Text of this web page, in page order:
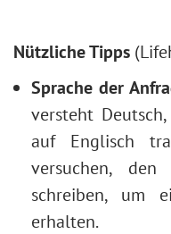
Nützliche Tipps
Sprache der
versteht
auf Englisch
versuchen,
schreiben, um
erhalten.